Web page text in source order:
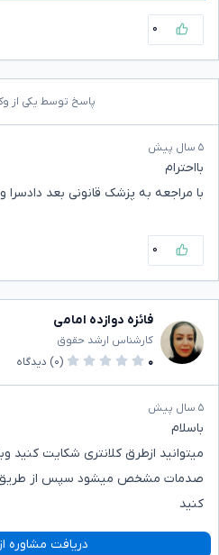
۰
پاسخ توسط یکی از
۵ سال پیش
بااحترام
با مراجعه به پزشک قانونی بعد دادسرا و یا با ۱۲۳رتماس حاصل
۰
فائزه دوازده امامی
کارشناس ارشد حقوق
۰
(۰) دیدگاه
۵ سال پیش
باسلام
میتوانید ازطرق کلانتری شکایت کنید
صدمات مشخص میشود سپس از طریق
کنید
دریافت مشاوره